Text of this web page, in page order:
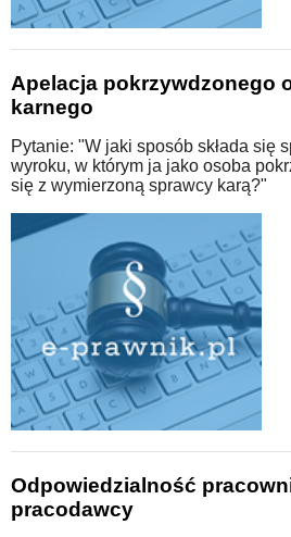
Apelacja pokrzywdzonego
karnego
Pytanie: "W jaki sposób składa się
wyroku, w którym ja jako osoba
się z wymierzoną sprawcy karą?"
Odpowiedzialność
pracodawcy